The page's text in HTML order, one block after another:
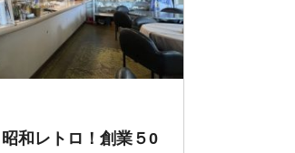
昭和レトロ！創業５0